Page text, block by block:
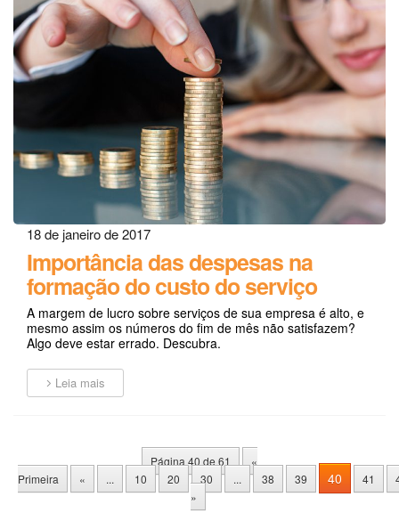
18 de janeiro de 2017
Importância das despesas na
formação do custo do serviço
A margem de lucro sobre serviços de sua empresa é alto, e
mesmo assim os números do fim de mês não satisfazem?
Algo deve estar errado. Descubra.
Leia mais
Página 40 de 61
«
Primeira
« ... 10 20 30 ... 38 39 40 41
»